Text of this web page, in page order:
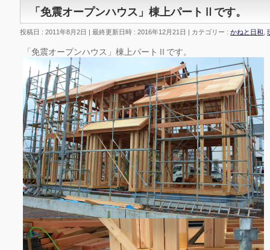
「免震オープンハウス」棟上パートⅡです。
投稿日 : 2011年8月2日 最終更新日時 : 2016年12月21日 カテゴリー :かねと日和 ,
「免震オープンハウス」棟上パートⅡです。